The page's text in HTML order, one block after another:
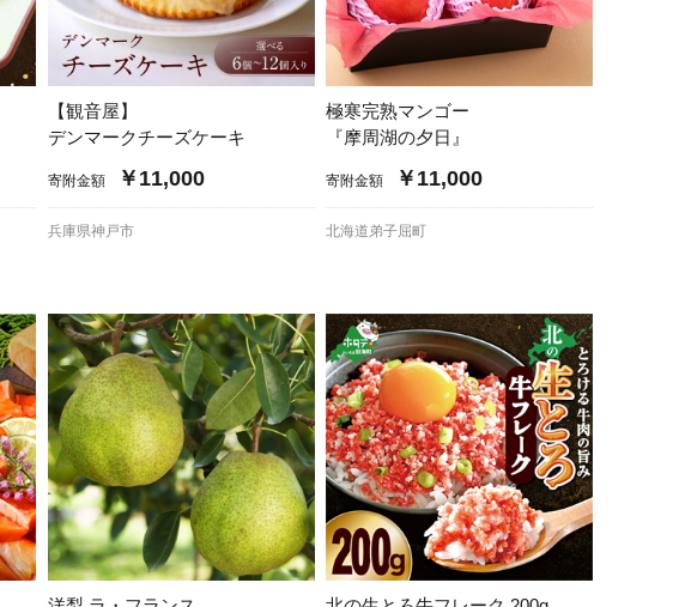
【観音屋】
デンマークチーズケーキ
寄附金額 ￥11,000
兵庫県神戸市
極寒完熟マンゴー
『摩周湖の夕日』
寄附金額 ￥11,000
北海道弟子屈町